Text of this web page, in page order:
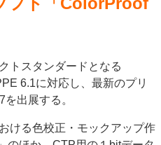
トスタンダードとなる
6.1に対応し、最新のプリ
出展する。
ける色校正・モックアップ作